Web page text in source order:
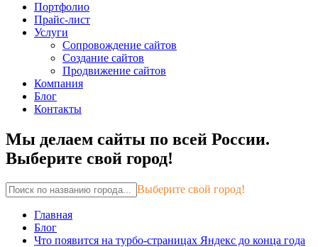
Портфолио
Прайс-лист
Услуги
Сопровождение сайтов
Создание сайтов
Продвижение сайтов
Компания
Блог
Контакты
Мы делаем сайты по всей России.
Выберите свой город!
Выберите свой город!
Главная
Блог
Что появится на турбо-страницах Яндекс до конца года